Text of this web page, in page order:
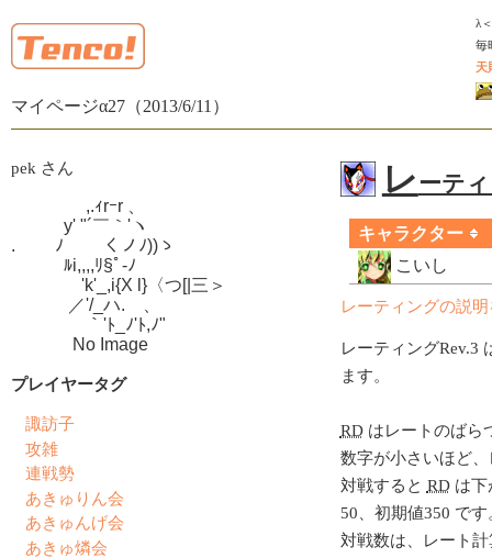
マイページα27（2013/6/11）
λ
毎
天
レ ーテ
キャラクター
こいし
レーティングの説
レーティングRev.3
ます。
RDはレートのばら
数字が小さいほど
対戦すると RDは下
50、初期値350 です
対戦数は、レート
pek さん
,.ｨrｰr 、
y' "´￣｀'ヽ
.　　 ﾉ　　 くノﾉ))ゝ
ﾙi,,,,ﾘ§ﾟ-ﾉ
'k'_,i{X l}〈つ[|三＞
／'/_ハ.ゝ、
｀'ﾄ_ﾉ'ﾄ,ﾉ"
No Image
プレイヤータグ
諏訪子
攻雑
連戦勢
あきゅりん会
あきゅんげ会
あきゅ燐会